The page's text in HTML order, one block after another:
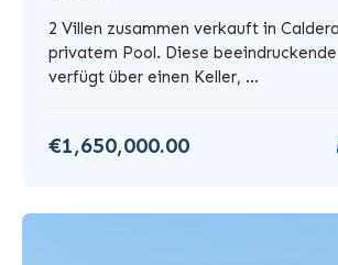
2 Villen zusammen verkauft in
privatem Pool. Diese
verfügt über einen Keller, ...
€1,650,000.00